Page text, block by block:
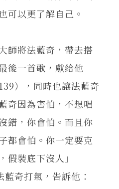
可以更了解自己。
師將法藍奇，帶去搭
後一首歌，獻給他
），同時也讓法藍奇
奇因為害怕，不想唱
錯，你會怕。而且你
都會怕。你一定要克
假裝底下沒人」
藍奇打氣，告訴他：